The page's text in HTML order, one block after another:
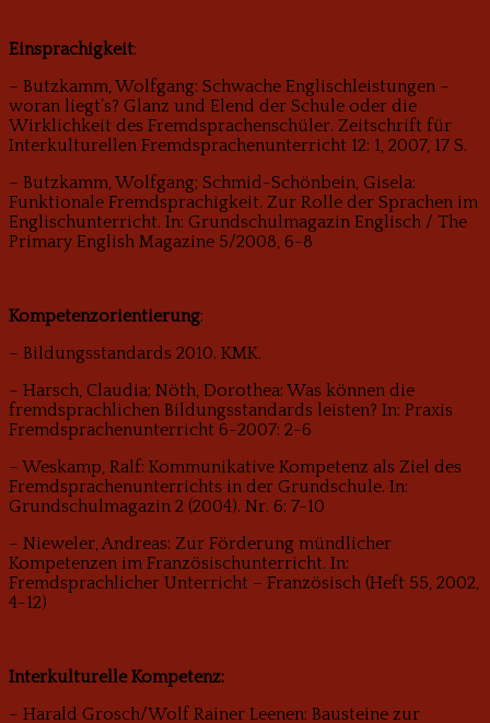
Einsprachigkeit:
– Butzkamm, Wolfgang: Schwache Englischleistungen –
woran liegt’s? Glanz und Elend der Schule oder die
Wirklichkeit des Fremdsprachenschüler. Zeitschrift für
Interkulturellen Fremdsprachenunterricht 12: 1, 2007, 17 S.
– Butzkamm, Wolfgang; Schmid-Schönbein, Gisela:
Funktionale Fremdsprachigkeit. Zur Rolle der Sprachen im
Englischunterricht. In: Grundschulmagazin Englisch / The
Primary English Magazine 5/2008, 6-8
Kompetenzorientierung:
– Bildungsstandards 2010. KMK.
– Harsch, Claudia; Nöth, Dorothea: Was können die
fremdsprachlichen Bildungsstandards leisten? In: Praxis
Fremdsprachenunterricht 6-2007: 2-6
– Weskamp, Ralf: Kommunikative Kompetenz als Ziel des
Fremdsprachenunterrichts in der Grundschule. In:
Grundschulmagazin 2 (2004). Nr. 6: 7-10
– Nieweler, Andreas: Zur Förderung mündlicher
Kompetenzen im Französischunterricht. In:
Fremdsprachlicher Unterricht – Französisch (Heft 55, 2002,
4-12)
Interkulturelle Kompetenz:
– Harald Grosch/Wolf Rainer Leenen: Bausteine zur